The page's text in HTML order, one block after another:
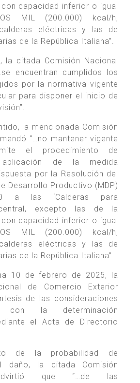
capacidad inferior o igual
MIL (200.000) kcal/h,
eléctricas y las de
de la República Italiana”.
la citada Comisión Nacional
encuentran cumplidos los
por la normativa vigente
para disponer el inicio de
la mencionada Comisión
“…no mantener vigente
el procedimiento de
de la medida
por la Resolución del
Desarrollo Productivo (MDP)
a las ‘Calderas para
excepto las de la
capacidad inferior o igual
MIL (200.000) kcal/h,
eléctricas y las de
de la República Italiana”.
10 de febrero de 2025, la
de Comercio Exterior
de las consideraciones
con la determinación
el Acta de Directorio
de la probabilidad de
daño, la citada Comisión
que “…de las